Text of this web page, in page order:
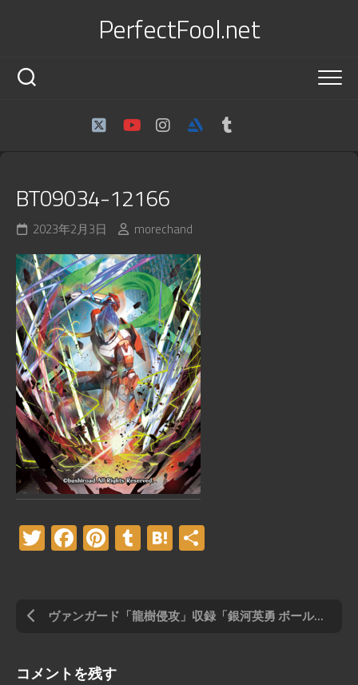
PerfectFool.net
BT09034-12166
2023年2月3日 morechand
Twitter
Facebook
Pinterest
TumblrHatena
ヴァンガード「龍樹侵攻」収録「銀河英勇 ボールド・サロス」
コメントを残す